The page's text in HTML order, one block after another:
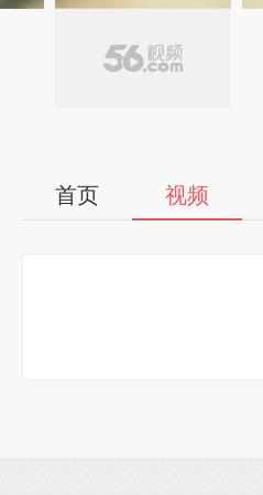
首页 视频